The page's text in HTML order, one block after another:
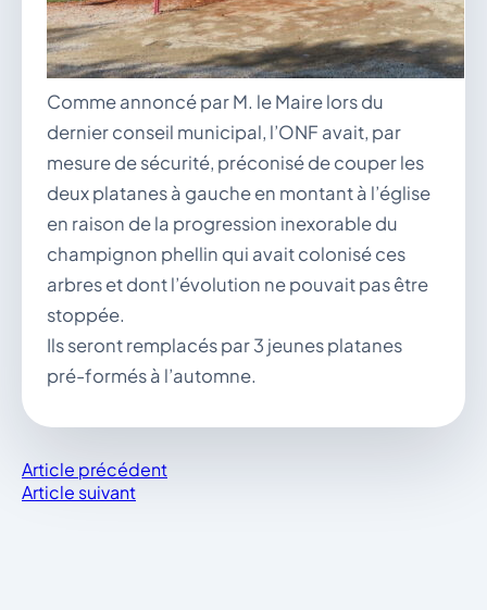
Comme annoncé par M. le Maire lors du
dernier conseil municipal, l’ONF avait, par
mesure de sécurité, préconisé de couper les
deux platanes à gauche en montant à l’église
en raison de la progression inexorable du
champignon phellin qui avait colonisé ces
arbres et dont l’évolution ne pouvait pas être
stoppée.
Ils seront remplacés par 3 jeunes platanes
pré-formés à l’automne.
Article précédent
Article suivant